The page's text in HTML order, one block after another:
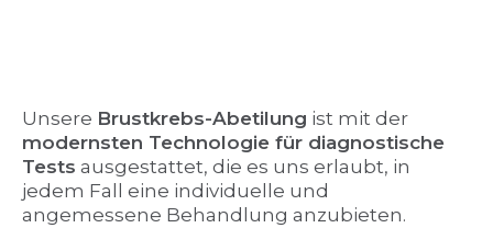
Unsere Brustkrebs-Abetilung ist mit der
modernsten Technologie für diagnostische
Tests ausgestattet, die es uns erlaubt, in
jedem Fall eine individuelle und
angemessene Behandlung anzubieten.